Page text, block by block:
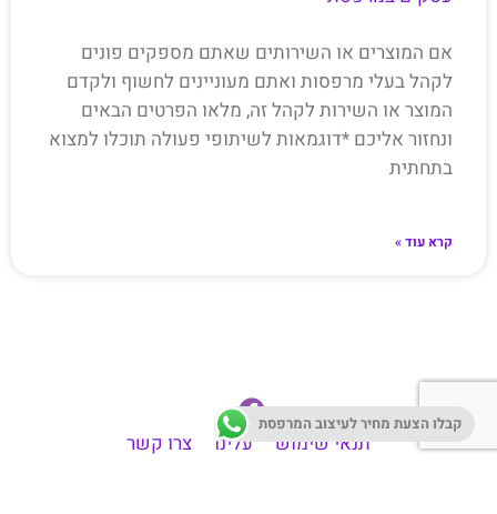
אם המוצרים או השירותים שאתם מספקים פונים
לקהל בעלי מרפסות ואתם מעוניינים לחשוף ולקדם
המוצר או השירות לקהל זה, מלאו הפרטים הבאים
ונחזור אליכם *דוגמאות לשיתופי פעולה תוכלו למצוא
בתחתית
קרא עוד »
תנאי שימוש עלינו
צרו קשר
קבלו הצעת מחיר לעיצוב המרפסת